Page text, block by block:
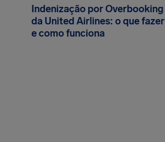
Indenização por Overbooking
da United Airlines: o que fazer
e como funciona